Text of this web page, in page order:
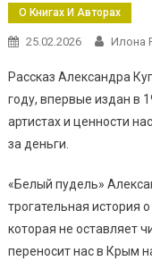
О Книгах И Авторах
25.02.2026 Илона
Рассказ Александра
году, впервые издан в
артистах и ценности
за деньги.
«Белый пудель»
трогательная история
которая не оставляет
переносит нас в Крым